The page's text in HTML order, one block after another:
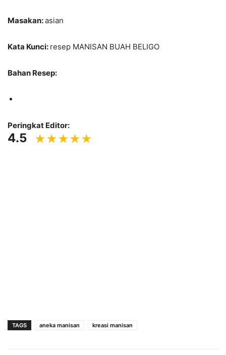
Masakan:asian
Kata Kunci: resep MANISAN BUAH BELIGO
Bahan Resep:
Peringkat Editor:
4.5
TAGS aneka manisan kreasi manisan